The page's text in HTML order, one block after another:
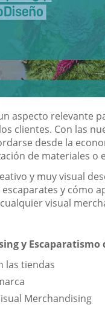
aspecto relevante
clientes. Con las
desde la
de materiales o
y muy visual
y cómo
visual
y Escaparatismo
las tiendas
Merchandising